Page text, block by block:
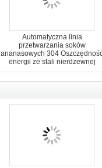
Automatyczna linia
przetwarzania soków
ananasowych 304
energii ze stali nierdzewnej